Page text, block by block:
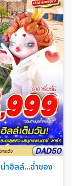
าฮิลล์...ฉ่ำของ